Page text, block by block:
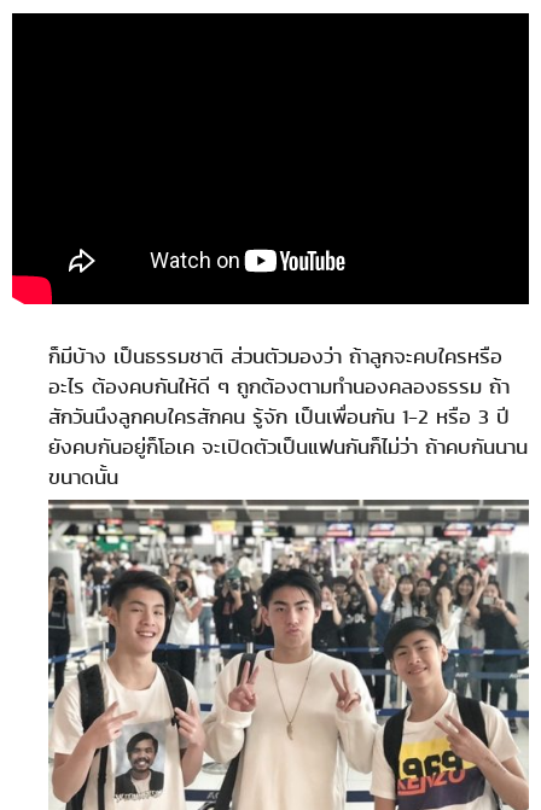
ก็มีบ้าง เป็นธรรมชาติ ส่วนตัวมองว่า ถ้าลูกจะคบใครหรือ
อะไร ต้องคบกันให้ดี ๆ ถูกต้องตามทำนองคลองธรรม ถ้า
สักวันนึงลูกคบใครสักคน รู้จัก เป็นเพื่อนกัน 1-2 หรือ 3 ปี
ยังคบกันอยู่ก็โอเค จะเปิดตัวเป็นแฟนกันก็ไม่ว่า ถ้าคบกันนาน
ขนาดนั้น